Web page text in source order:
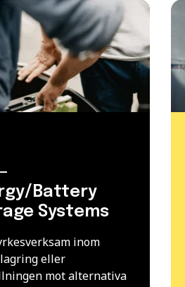
Battery
Systems
inom
eller
mot alternativa